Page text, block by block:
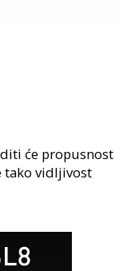
će propusnost
tako vidljivost